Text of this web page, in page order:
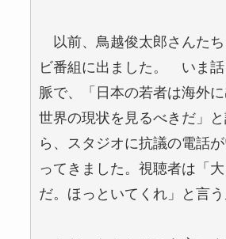
以前、鳥越俊太郎さんたち
ビ番組に出ました。 いま話
脈で、「日本の若者は海外に
世界の現状を見るべきだ」
ら、スタジオに抗議の電話
ってきました。視聴者は「
だ。ほっといてくれ」と言う